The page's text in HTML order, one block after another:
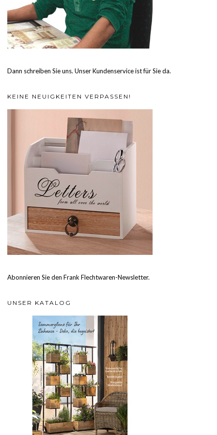
Dann schreiben Sie uns. Unser Kundenservice ist für Sie da.
KEINE NEUIGKEITEN VERPASSEN!
Abonnieren Sie den Frank Flechtwaren-Newsletter.
UNSER KATALOG